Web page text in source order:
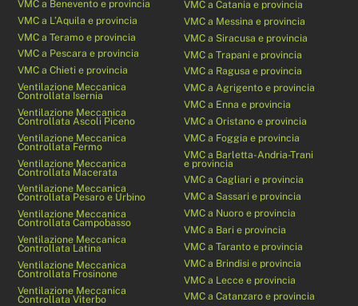
VMC a Benevento e provincia
VMC a L’Aquila e provincia
VMC a Teramo e provincia
VMC a Pescara e provincia
VMC a Chieti e provincia
Ventilazione Meccanica
Controllata Isernia
Ventilazione Meccanica
Controllata Ascoli Piceno
Ventilazione Meccanica
Controllata Fermo
Ventilazione Meccanica
Controllata Macerata
Ventilazione Meccanica
Controllata Pesaro e Urbino
Ventilazione Meccanica
Controllata Campobasso
Ventilazione Meccanica
Controllata Latina
Ventilazione Meccanica
Controllata Frosinone
Ventilazione Meccanica
Controllata Viterbo
VMC a Catania e provincia
VMC a Messina e provincia
VMC a Siracusa e provincia
VMC a Trapani e provincia
VMC a Ragusa e provincia
VMC a Agrigento e provincia
VMC a Enna e provincia
VMC a Oristano e provincia
VMC a Foggia e provincia
VMC a Barletta-Andria-Trani
e provincia
VMC a Cagliari e provincia
VMC a Sassari e provincia
VMC a Nuoro e provincia
VMC a Bari e provincia
VMC a Taranto e provincia
VMC a Brindisi e provincia
VMC a Lecce e provincia
VMC a Catanzaro e provincia